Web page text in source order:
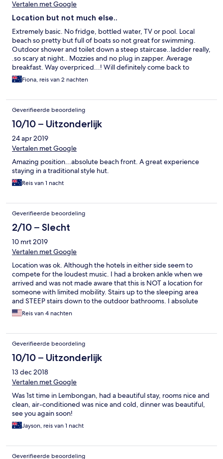
Vertalen met Google
Location but not much else..
Extremely basic. No fridge, bottled water, TV or pool. Local
beach so pretty but full of boats so not great for swimming.
Outdoor shower and toilet down a steep staircase..ladder really,
.so scary at night.. Mozzies and no plug in zapper. Average
breakfast. Way overpriced...! Will definitely come back to
Lembongan..it's gorgeous. But we won't stay here.
Fiona, reis van 2 nachten
Geverifieerde beoordeling
10/10 – Uitzonderlijk
24 apr 2019
Vertalen met Google
Amazing position...absolute beach front. A great experience
staying in a traditional style hut.
Reis van 1 nacht
Geverifieerde beoordeling
2/10 – Slecht
10 mrt 2019
Vertalen met Google
Location was ok. Although the hotels in either side seem to
compete for the loudest music. I had a broken ankle when we
arrived and was not made aware that this is NOT a location for
someone with limited mobility. Stairs up to the sleeping area
and STEEP stairs down to the outdoor bathrooms. I absolute
WORSE things was the RATS Running in the rafters above the
eating area. Originally booked for 4 nights stayed for 1.
Reis van 4 nachten
Geverifieerde beoordeling
10/10 – Uitzonderlijk
13 dec 2018
Vertalen met Google
Was 1st time in Lembongan, had a beautiful stay, rooms nice and
clean, air-conditioned was nice and cold, dinner was beautiful,
see you again soon!
Jayson, reis van 1 nacht
Geverifieerde beoordeling